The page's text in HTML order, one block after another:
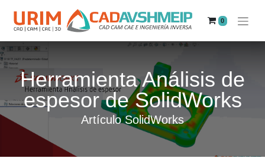
0
Herramienta Análisis de
espesor de SolidWorks
Artículo SolidWorks